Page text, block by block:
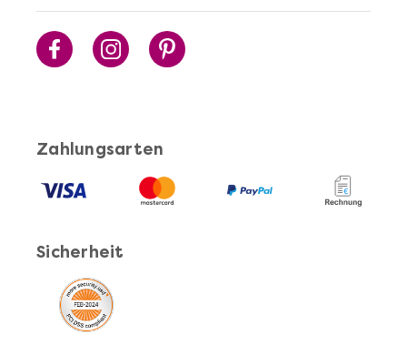
Pasta Selber Machen - DIY-Set
Zahlungsarten
Sicherheit